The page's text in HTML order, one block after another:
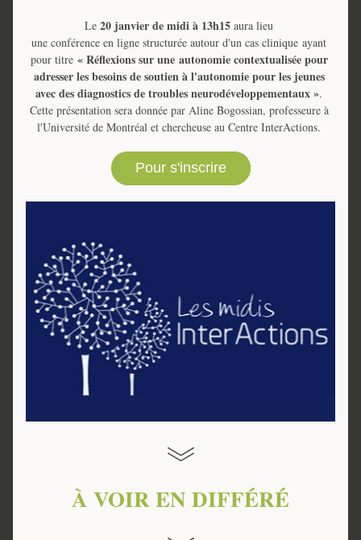
Le 20 janvier de midi à 13h15 aura lieu
une conférence en ligne structurée autour d'un cas clinique ayant
pour titre « Réflexions sur une autonomie contextualisée pour
adresser les besoins de soutien à l'autonomie pour les jeunes
avec des diagnostics de troubles neurodéveloppementaux ».
Cette présentation sera donnée par Aline Bogossian, professeure à
l'Université de Montréal et chercheuse au Centre InterActions.
Pour s'inscrire
À VOIR EN DIFFÉRÉ